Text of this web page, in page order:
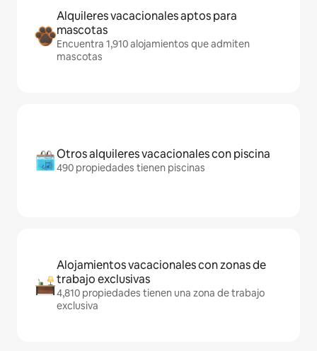
Alquileres vacacionales aptos para
mascotas
Encuentra 1,910 alojamientos que admiten
mascotas
Otros alquileres vacacionales con piscina
490 propiedades tienen piscinas
Alojamientos vacacionales con zonas de
trabajo exclusivas
4,810 propiedades tienen una zona de trabajo
exclusiva